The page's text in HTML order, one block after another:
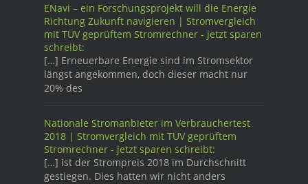
ENavi – ein Forschungsprojekt will die Energie
Richtung Zukunft navigieren | Stromvergleich
mit TÜV geprüftem Stromrechner - jetzt sparen
schreibt:
[…] Erneuerbare Energie sind im Stromsektor
längst angekommen, doch dieser macht nur
20% des
Nationale Stromanbieter im Verbrauchertest
2018 | Stromvergleich mit TÜV geprüftem
Stromrechner - jetzt sparen schreibt:
[…] ist der Strompreis 2018 im Durchschnitt
gestiegen. Dies hatten wir nicht anders